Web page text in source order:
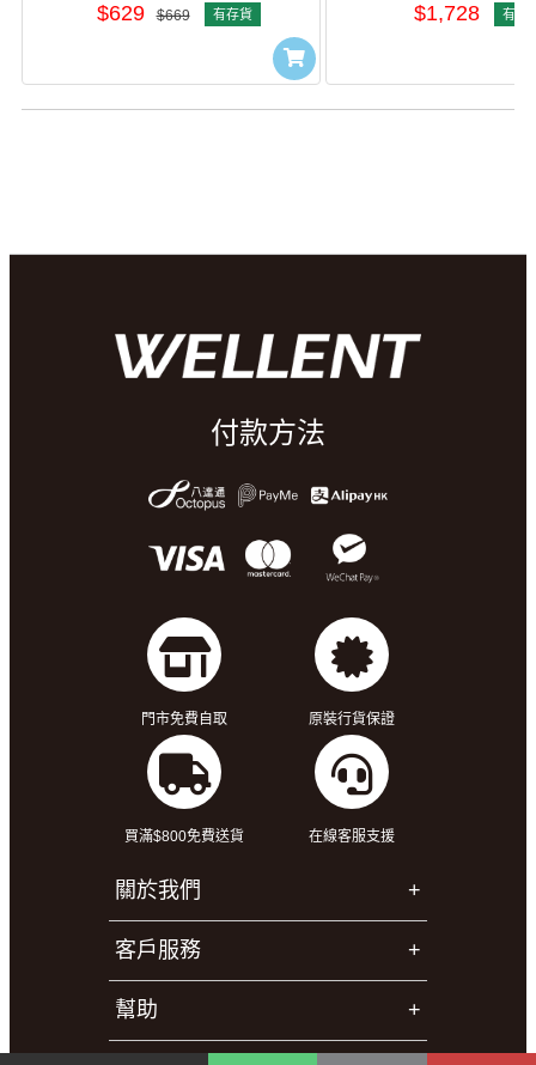
$629 $669 有存貨 $1,728 有存
付款方法
門市免費自取 原裝行貨保證
買滿$800免費送貨 在線客服支援
關於我們
客戶服務
幫助